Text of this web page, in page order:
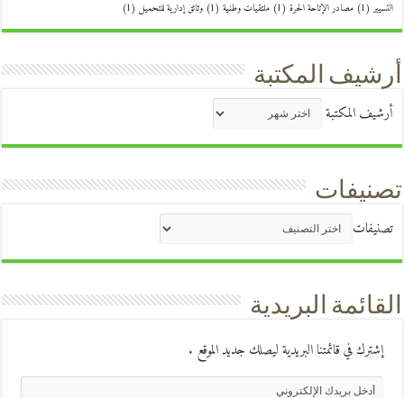
التسيير(1) مصادر الإتاحة الحرة (1) ملتقيات وطنية (1) وثائق إدارية للتحميل (1)
أرشيف المكتبة
أرشيف المكتبة
تصنيفات
تصنيفات
القائمة البريدية
إشترك في قائمتنا البريدية ليصلك جديد الموقع .